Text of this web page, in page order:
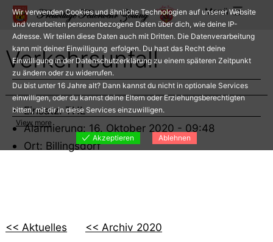
Zum
Inhalt
springen
Menü
Verkehrsunfall
Einsatz: THL
Alarmierung: 16. Oktober 2020 - 09:48
Ort: Billingsdorf
<< Aktuelles << Archiv 2020
Wir verwenden Cookies und ähnliche Technologien auf unserer Website
und verarbeiten personenbezogene Daten über dich, wie deine IP-
Adresse. Wir teilen diese Daten auch mit Dritten. Die Datenverarbeitung
kann mit deiner Einwilligung erfolgen. Du hast das Recht deine
Einwilligung in der Datenschutzerklärung zu einem späteren Zeitpunkt
zu ändern oder zu widerrufen.
Du bist unter 16 Jahre alt? Dann kannst du nicht in optionale Services
einwilligen, oder du kannst deine Eltern oder Erziehungsberechtigten
bitten, mit dir in diese Services einzuwilligen.
View more
Akzeptieren
Ablehnen